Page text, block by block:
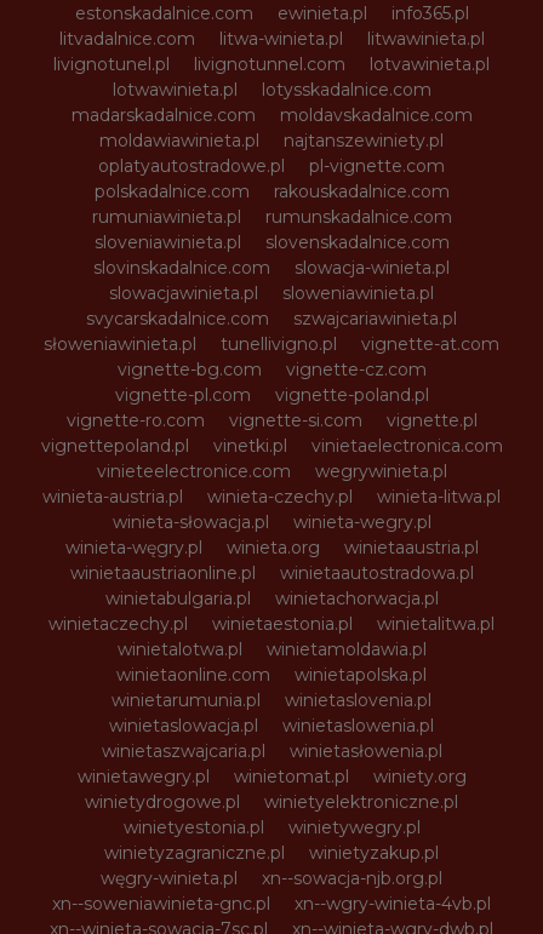
estonskadalnice.com
ewinieta.pl
info365.pl
litvadalnice.com
litwa-winieta.pl
litwawinieta.pl
livignotunel.pl
livignotunnel.com
lotvawinieta.pl
lotwawinieta.pl
lotysskadalnice.com
madarskadalnice.com
moldavskadalnice.com
moldawiawinieta.pl
najtanszewiniety.pl
oplatyautostradowe.pl
pl-vignette.com
polskadalnice.com
rakouskadalnice.com
rumuniawinieta.pl
rumunskadalnice.com
sloveniawinieta.pl
slovenskadalnice.com
slovinskadalnice.com
slowacja-winieta.pl
slowacjawinieta.pl
sloweniawinieta.pl
svycarskadalnice.com
szwajcariawinieta.pl
słoweniawinieta.pl
tunellivigno.pl
vignette-at.com
vignette-bg.com
vignette-cz.com
vignette-pl.com
vignette-poland.pl
vignette-ro.com
vignette-si.com
vignette.pl
vignettepoland.pl
vinetki.pl
vinietaelectronica.com
vinieteelectronice.com
wegrywinieta.pl
winieta-austria.pl
winieta-czechy.pl
winieta-litwa.pl
winieta-słowacja.pl
winieta-wegry.pl
winieta-węgry.pl
winieta.org
winietaaustria.pl
winietaaustriaonline.pl
winietaautostradowa.pl
winietabulgaria.pl
winietachorwacja.pl
winietaczechy.pl
winietaestonia.pl
winietalitwa.pl
winietalotwa.pl
winietamoldawia.pl
winietaonline.com
winietapolska.pl
winietarumunia.pl
winietaslovenia.pl
winietaslowacja.pl
winietaslowenia.pl
winietaszwajcaria.pl
winietasłowenia.pl
winietawegry.pl
winietomat.pl
winiety.org
winietydrogowe.pl
winietyelektroniczne.pl
winietyestonia.pl
winietywegry.pl
winietyzagraniczne.pl
winietyzakup.pl
węgry-winieta.pl
xn--sowacja-njb.org.pl
xn--soweniawinieta-gnc.pl
xn--wgry-winieta-4vb.pl
xn--winieta-sowacja-7sc.pl
xn--winieta-wgry-dwb.pl